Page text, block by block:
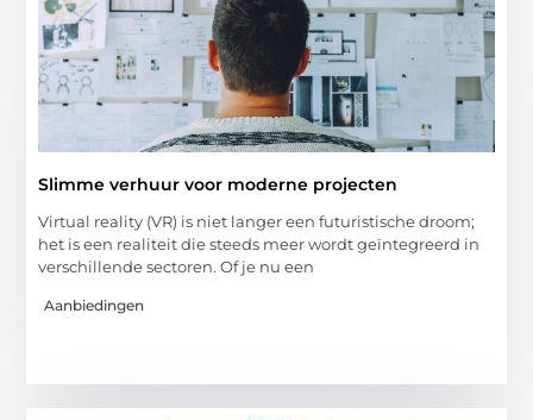
Slimme verhuur voor moderne projecten
Virtual reality (VR) is niet langer een futuristische droom;
het is een realiteit die steeds meer wordt geïntegreerd in
verschillende sectoren. Of je nu een
Aanbiedingen